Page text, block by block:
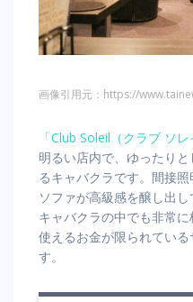
画像引用元：https://
「Club Soleil（クラブ ソレ
明るい店内で、ゆったり
るキャバクラです。間接
ソファが高級感を醸し出し
キャバクラの中でも非常
使えるお金が限られてい
す。